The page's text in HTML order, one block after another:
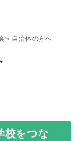
へ
・自治体の方へ
校をつな